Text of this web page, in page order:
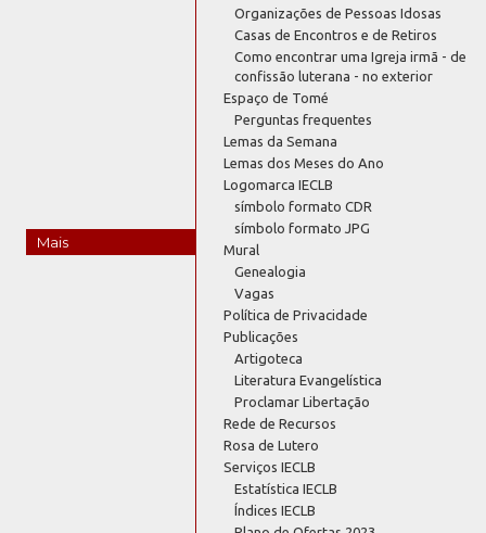
Mais
Organizações de Pessoas Idosas
Casas de Encontros e de Retiros
Como encontrar uma Igreja irmã - de
confissão luterana - no exterior
Espaço de Tomé
Perguntas frequentes
Lemas da Semana
Lemas dos Meses do Ano
Logomarca IECLB
símbolo formato CDR
símbolo formato JPG
Mural
Genealogia
Vagas
Política de Privacidade
Publicações
Artigoteca
Literatura Evangelística
Proclamar Libertação
Rede de Recursos
Rosa de Lutero
Serviços IECLB
Estatística IECLB
Índices IECLB